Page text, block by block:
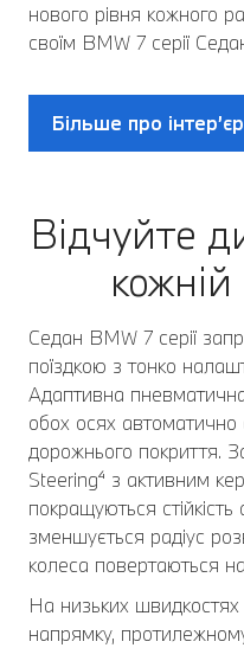
нового рівня кожного
своїм BMW 7 серії
Більше про інтер’єр
Відчуйте
Седан BMW 7 серії
поїздкою з тонко
Адаптивна пневматична
обох осях
дорожнього покриття.
Steering⁴ з активним
покращуються
зменшується радіус
колеса повертаються
На низьких
напрямку,